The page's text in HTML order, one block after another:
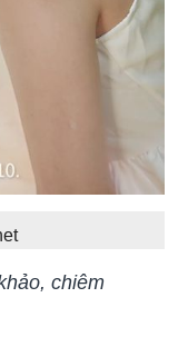
chiêm